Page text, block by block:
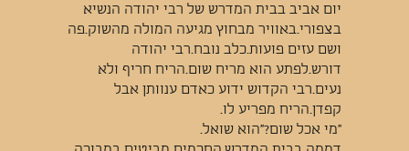
יום אביב בבית המדרש של רבי יהודה הנשיא
בצפורי.באוויר מבחוץ מגיעה המולה מהשוק.פה
ושם עזים פועות.כלב נובח.רבי יהודה
דורש.לפתע הוא מריח שום.הריח חריף ולא
נעים.רבי הקדוש ידוע כאדם ענוותן אבל
קפדן.הריח מפריע לו.
"מי אכל שום?"הוא שואל.